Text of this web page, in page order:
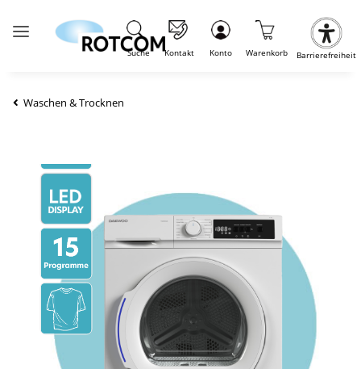
Suche Kontakt Konto Warenkorb Barrierefreiheit
Waschen & Trocknen